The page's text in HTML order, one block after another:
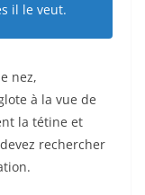
il le veut.
nez,
à la vue de
la tétine et
rechercher